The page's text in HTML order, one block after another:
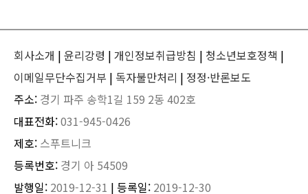
회사소개 | 윤리강령 | 개인정보취급방침 | 청소년보호정책 |
이메일무단수집거부 | 독자불만처리 | 정정·반론보도
주소: 경기 파주 송학1길 159 2동 402호
대표전화:031-945-0426
제호: 스푸트니크
등록번호: 경기 아 54509
발행일: 2019-12-31 | 등록일: 2019-12-30